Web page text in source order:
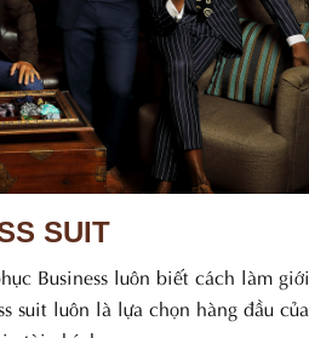
SUIT
Business luôn biết cách làm giới
suit luôn là lựa chọn hàng đầu của